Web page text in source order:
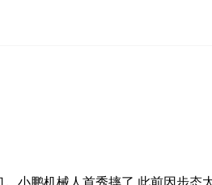
小鹏机械人首秀摔了 此前因步